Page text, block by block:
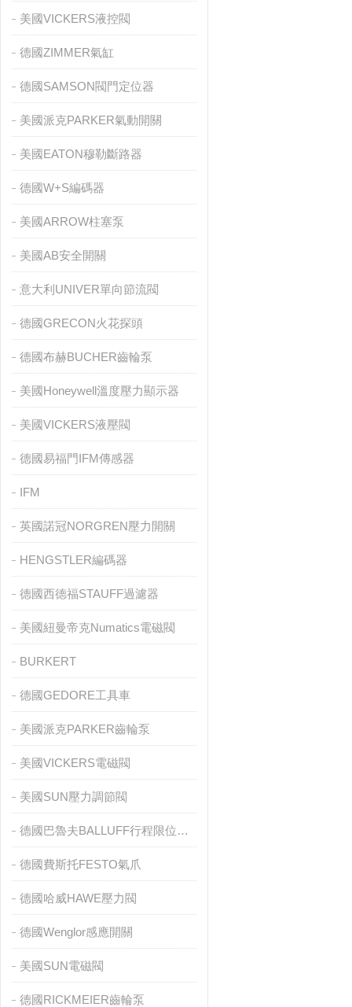
美國VICKERS液控閥
德國ZIMMER氣缸
德國SAMSON閥門定位器
美國派克PARKER氣動開關
美國EATON穆勒斷路器
德國W+S編碼器
美國ARROW柱塞泵
美國AB安全開關
意大利UNIVER單向節流閥
德國GRECON火花探頭
德國布赫BUCHER齒輪泵
美國Honeywell溫度壓力顯示器
美國VICKERS液壓閥
德國易福門IFM傳感器
IFM
英國諾冠NORGREN壓力開關
HENGSTLER編碼器
德國西德福STAUFF過濾器
美國紐曼帝克Numatics電磁閥
BURKERT
德國GEDORE工具車
美國派克PARKER齒輪泵
美國VICKERS電磁閥
美國SUN壓力調節閥
德國巴魯夫BALLUFF行程限位開關
德國費斯托FESTO氣爪
德國哈威HAWE壓力閥
德國Wenglor感應開關
美國SUN電磁閥
德國RICKMEIER齒輪泵